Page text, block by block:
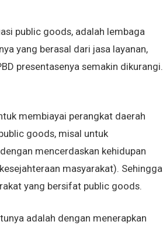
public goods, adalah lembaga
yang berasal dari jasa layanan,
presentasenya semakin dikurangi.
membiayai perangkat daerah
goods, misal untuk
mencerdaskan kehidupan
masyarakat). Sehingga
yang bersifat public goods.
adalah dengan menerapkan